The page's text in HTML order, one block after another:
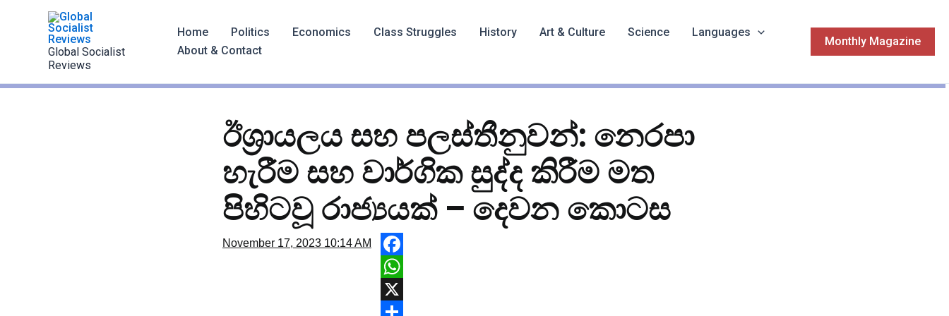
Global Socialist
Reviews
Home Politics Economics Class Struggles History Art & Culture Science
Languages
About & Contact
Monthly Magazine
ඊශ්‍රායලය සහ පලස්තීනුවන්: නෙරපා
හැරීම සහ වාර්ගික සුද්ද කිරීම මත
පිහිටවූ රාජ්‍යයක් – දෙවන කොටස
November 17, 2023 10:14 AM
F
a
c
W
hX